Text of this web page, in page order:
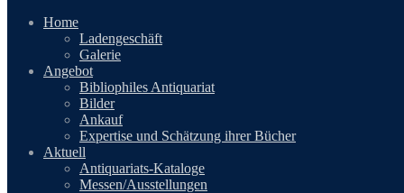
Home
Ladengeschäft
Galerie
Angebot
Bibliophiles Antiquariat
Bilder
Ankauf
Expertise und Schätzung ihrer Bücher
Aktuell
Antiquariats-Kataloge
Messen/Ausstellungen